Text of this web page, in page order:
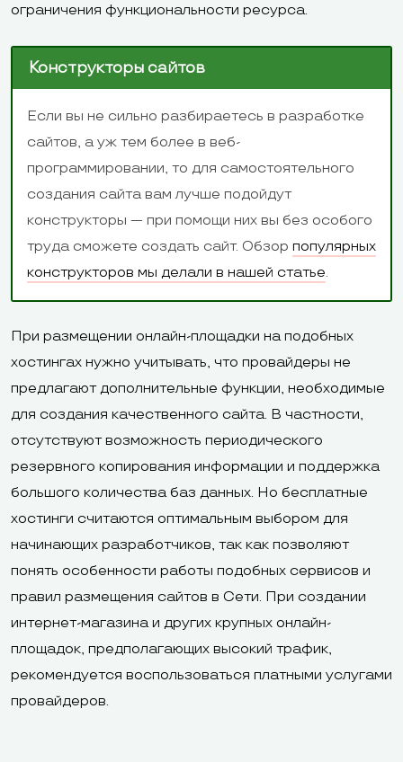
ограничения функциональности ресурса.
Конструкторы сайтов
Если вы не сильно разбираетесь в разработке
сайтов, а уж тем более в веб-
программировании, то для самостоятельного
создания сайта вам лучше подойдут
конструкторы — при помощи них вы без особого
труда сможете создать сайт. Обзор популярных
конструкторов мы делали в нашей статье.
При размещении онлайн-площадки на подобных
хостингах нужно учитывать, что провайдеры не
предлагают дополнительные функции, необходимые
для создания качественного сайта. В частности,
отсутствуют возможность периодического
резервного копирования информации и поддержка
большого количества баз данных. Но бесплатные
хостинги считаются оптимальным выбором для
начинающих разработчиков, так как позволяют
понять особенности работы подобных сервисов и
правил размещения сайтов в Сети. При создании
интернет-магазина и других крупных онлайн-
площадок, предполагающих высокий трафик,
рекомендуется воспользоваться платными услугами
провайдеров.